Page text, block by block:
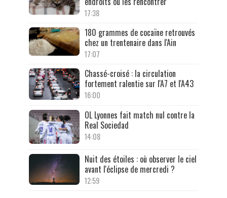
17:38
180 grammes de cocaïne retrouvés
chez un trentenaire dans l'Ain
17:07
Chassé-croisé : la circulation
fortement ralentie sur l'A7 et l'A43
16:00
OL Lyonnes fait match nul contre la
Real Sociedad
14:08
Nuit des étoiles : où observer le ciel
avant l'éclipse de mercredi ?
12:59